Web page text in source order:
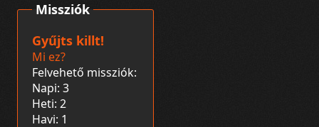
Missziók
Gyűjts killt!
Mi ez?
Felvehető missziók:
Napi: 3
Heti: 2
Havi: 1